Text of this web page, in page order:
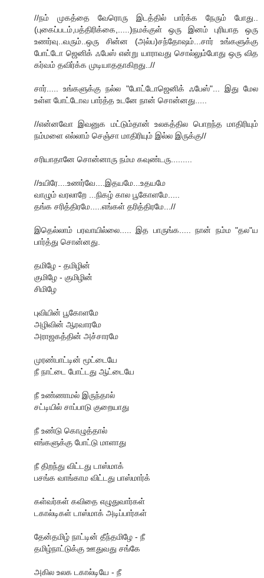
//நம் முகத்தை வேரொரு இடத்தில் பார்க்க நேரும் போது..
(புகைப்படம்,பத்திரிக்கை,.....)நமக்குள் ஒரு இனம் புரியாத ஒரு
உணர்வு..வரும்..ஒரு சின்ன (அல்ப)சந்தோஷம்...சார் உங்களுக்கு
போட்டோ ஜெனிக் ஃபேஸ் என்று யாராவது சொல்லும்போது ஒரு வித
கர்வம் தவிர்க்க முடியாததாகிறது..//
சார்..... உங்களுக்கு நல்ல "போட்டோஜெனிக் ஃபேஸ்"... இது மேல
உள்ள போட்டோவ பார்த்த உடனே நான் சொன்னது.....
//என்னவோ இவனுக மட்டும்தான் உலகத்தில பொறந்த மாதிரியும்
நம்மளை எல்லாம் செஞ்சா மாதிரியும் இல்ல இருக்கு//
சரியாதானே சொன்னாரு நம்ம கவுண்டரு.........
//உயிரே....உணர்வே....இதயமே...உதயமே
வாழும் வரலாறே ...நிகழ் கால பூகோளமே.....
தங்க சரித்திரமே.....எங்கள் தரித்திரமே...//
இதெல்லாம் பரவாயில்லை..... இத பாருங்க..... நான் நம்ம "தல"ய
பார்த்து சொன்னது.
தமிழே - தமிழின்
குமிழே - குமிழின்
சிமிழே
புவியின் பூகோளமே
அழிவின் ஆரவாரமே
அராஜகத்தின் அச்சாரமே
முரண்பாட்டின் மூட்டையே
நீ நாட்டை போட்டது ஆட்டையே
நீ உண்ணாமல் இருந்தால்
சட்டியில் சாப்பாடு குறையாது
நீ உண்டு கொழுத்தால்
எங்களுக்கு போட்டு மாளாது
நீ திறந்து விட்டது டாஸ்மாக்
பசங்க வாங்காம விட்டது பாஸ்மார்க்
கள்வர்கள் கவிதை எழுதுவார்கள்
டகால்டிகள் டாஸ்மாக் அடிப்பார்கள்
தேன்தமிழ் நாட்டின் தீந்தமிழே - நீ
தமிழ்நாட்டுக்கு ஊதுவது சங்கே
அகில உலக டகால்டியே - நீ